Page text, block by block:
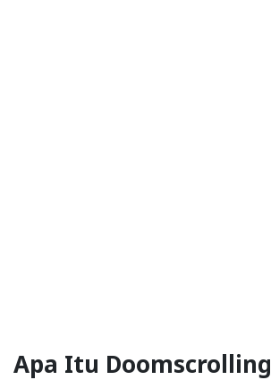
Apa Itu Doomscrolling